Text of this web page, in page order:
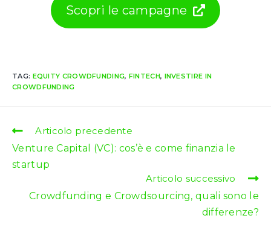
Scopri le campagne
TAG: EQUITY CROWDFUNDING, FINTECH, INVESTIRE IN
CROWDFUNDING
Leggi
articoli
Articolo precedente
Venture Capital (VC): cos’è e come finanzia le
startup
Articolo successivo
Crowdfunding e Crowdsourcing, quali sono le
differenze?